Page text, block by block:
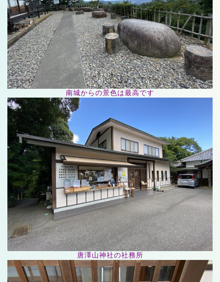
南城からの景色は最高です
唐澤山神社の社務所